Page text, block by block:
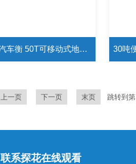
50吨便携式汽车衡 50T可移动式地磅秤
上一页 下一页 末页 跳转到第
联系探花在线观看